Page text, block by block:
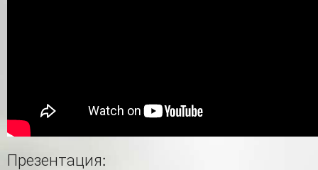
Презентация: